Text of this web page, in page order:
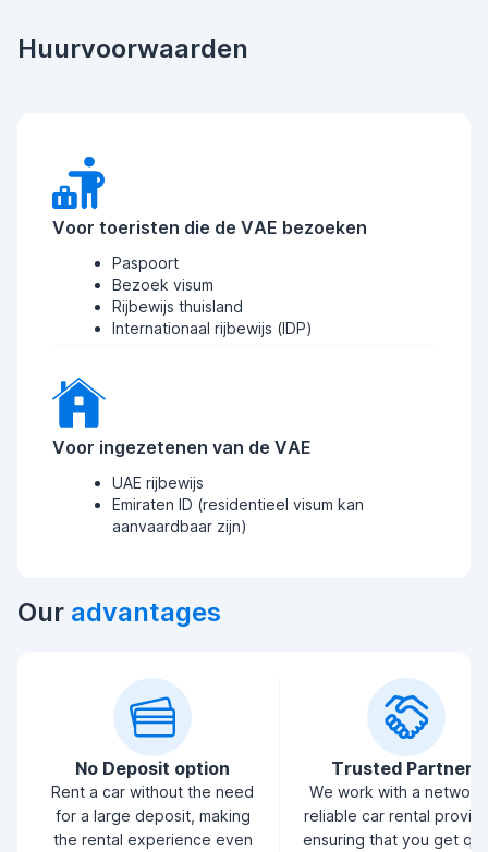
Huurvoorwaarden
Voor toeristen die de VAE bezoeken
Paspoort
Bezoek visum
Rijbewijs thuisland
Internationaal rijbewijs (IDP)
Voor ingezetenen van de VAE
UAE rijbewijs
Emiraten ID (residentieel visum kan
aanvaardbaar zijn)
Our advantages
No Deposit option
Rent a car without the need
for a large deposit, making
the rental experience even
Trusted Partners
We work with a
reliable car rental
ensuring that you get